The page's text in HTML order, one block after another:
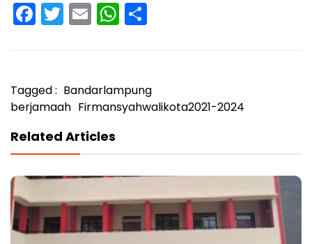
Facebook
Twitter
EmailWhatsApp
Tagged : Bandarlampung
berjamaah Firmansyahwalikota2021-2024
Related Articles